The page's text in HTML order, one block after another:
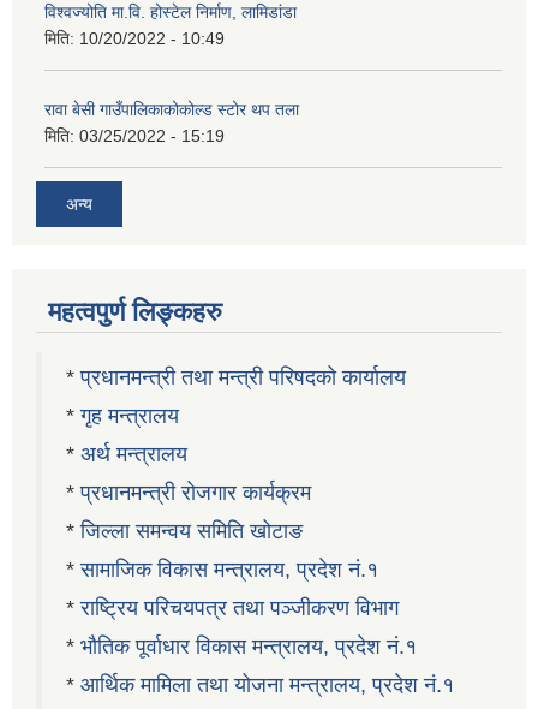
विश्वज्योति मा.वि. होस्टेल निर्माण, लामिडांडा
मिति: 10/20/2022 - 10:49
रावा बेसी गाउँपालिकाकोकोल्ड स्टोर थप तला
मिति: 03/25/2022 - 15:19
अन्य
महत्वपुर्ण लिङ्कहरु
*प्रधानमन्त्री तथा मन्त्री परिषदको कार्यालय
*गृह मन्त्रालय
* अर्थ मन्त्रालय
*प्रधानमन्त्री रोजगार कार्यक्रम
*जिल्ला समन्वय समिति खोटाङ
*सामाजिक विकास मन्त्रालय, प्रदेश नं.१
*राष्ट्रिय परिचयपत्र तथा पञ्जीकरण विभाग
* भौतिक पूर्वाधार विकास मन्त्रालय, प्रदेश नं.१
* आर्थिक मामिला तथा योजना मन्त्रालय, प्रदेश नं.१